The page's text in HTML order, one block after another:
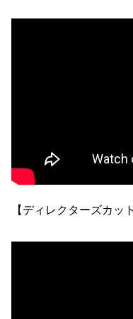
【ディレクターズカッ